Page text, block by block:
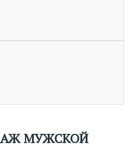
МУЖСКОЙ